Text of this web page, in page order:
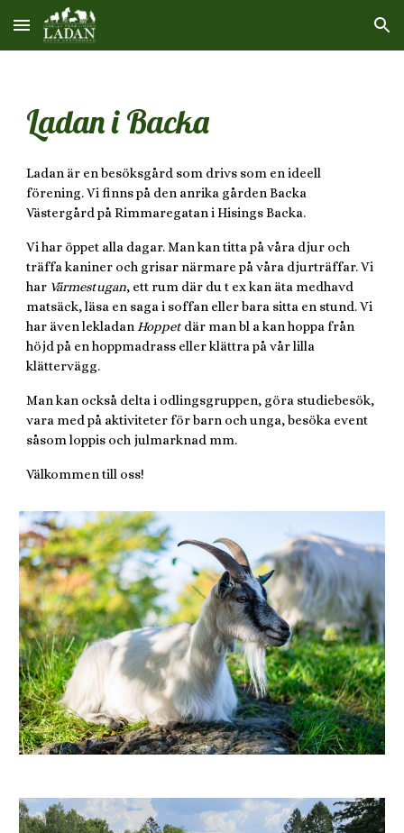
Skip to main content Skip to navigation
Ladan i Backa
Ladan är en besöksgård som drivs som en ideell
förening. Vi finns på den anrika gården Backa
Västergård på Rimmaregatan i Hisings Backa.
Vi har öppet alla dagar. Man kan titta på våra djur och
träffa kaniner och grisar närmare på våra djurträffar. Vi
har Värmestugan, ett rum där du t ex kan äta medhavd
matsäck, läsa en saga i soffan eller bara sitta en stund. Vi
har även lekladan Hoppet där man bl a kan hoppa från
höjd på en hoppmadrass eller klättra på vår lilla
klättervägg.
Man kan också delta i odlingsgruppen, göra studiebesök,
vara med på aktiviteter för barn och unga, besöka event
såsom loppis och julmarknad mm.
Välkommen till oss!